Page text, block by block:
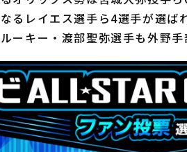
るレイエス選手ら4選手が選ば
ーキー・渡部聖弥選手も外野手